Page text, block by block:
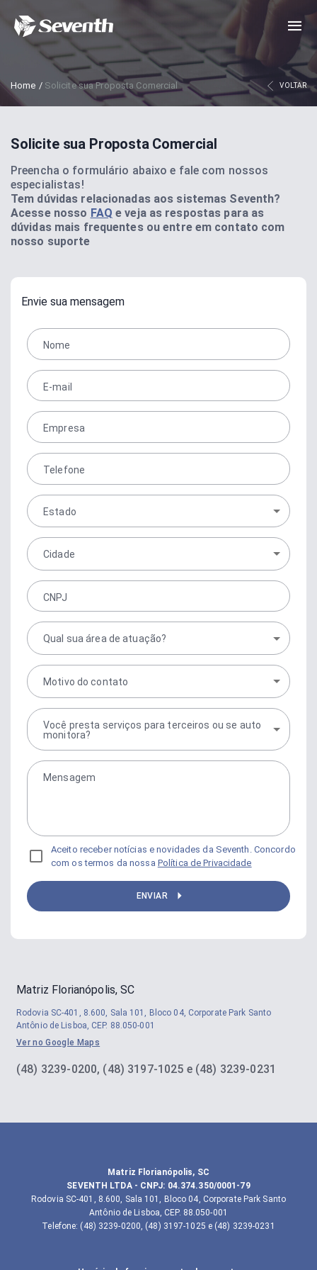
Home / Solicite sua Proposta Comercial VOLTAR
Solicite sua Proposta Comercial
Preencha o formulário abaixo e fale com nossos
especialistas!
Tem dúvidas relacionadas aos sistemas Seventh?
Acesse nosso FAQ e veja as respostas para as
dúvidas mais frequentes ou entre em contato com
nosso suporte
Envie sua mensagem
Nome
E-mail
Empresa
Telefone
Estado
Cidade
CNPJ
Qual sua área de atuação?
Motivo do contato
Você presta serviços para terceiros ou se auto
monitora?
Mensagem
Aceito receber notícias e novidades da Seventh. Concordo
com os termos da nossa Política de Privacidade
ENVIAR
Matriz Florianópolis, SC
Rodovia SC-401, 8.600, Sala 101, Bloco 04, Corporate Park Santo
Antônio de Lisboa, CEP. 88.050-001
Ver no Google Maps
(48) 3239-0200, (48) 3197-1025 e (48) 3239-0231
Matriz Florianópolis, SC
SEVENTH LTDA- CNPJ: 04.374.350/0001-79
Rodovia SC-401, 8.600, Sala 101, Bloco 04, Corporate Park Santo
Antônio de Lisboa, CEP. 88.050-001
Telefone: (48) 3239-0200, (48) 3197-1025 e (48) 3239-0231